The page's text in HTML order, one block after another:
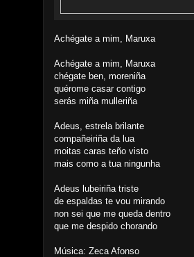
Achégate a mim, Maruxa
Achégate a mim, Maruxa
chégate ben, moreniña
quérome casar contigo
serás miña mulleriña
Adeus, estrela brilante
compañeiriña da lua
moitas caras teño visto
mais como a tua ningunha
Adeus lubeiriña triste
de espaldas te vou mirando
non sei que me queda dentro
que me despido chorando
Música: Zeca Afonso